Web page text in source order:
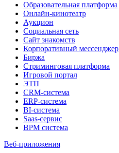
Образовательная платформа
Онлайн-кинотеатр
Аукцион
Социальная сеть
Сайт знакомств
Корпоративный мессенджер
Биржа
Стриминговая платформа
Игровой портал
ЭТП
CRM-система
ERP-система
BI-система
Saas-сервис
BPM система
Веб-приложения